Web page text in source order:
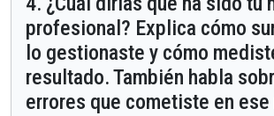
profesional? Explica cómo
lo gestionaste y cómo
resultado. También habla
errores que cometiste en